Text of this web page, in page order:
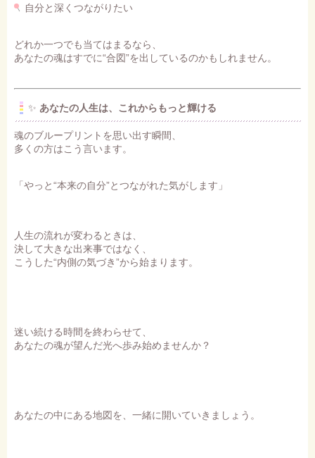
自分と深くつながりたい
どれか一つでも当てはまるなら、
あなたの魂はすでに“合図”を出しているのかもしれません。
✨ あなたの人生は、これからもっと輝ける
魂のブループリントを思い出す瞬間、
多くの方はこう言います。
「やっと“本来の自分”とつながれた気がします」
人生の流れが変わるときは、
決して大きな出来事ではなく、
こうした“内側の気づき”から始まります。
迷い続ける時間を終わらせて、
あなたの魂が望んだ光へ歩み始めませんか？
あなたの中にある地図を、一緒に開いていきましょう。